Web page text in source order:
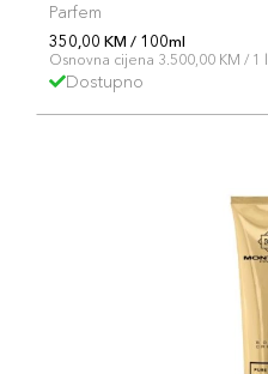
Parfem
350,00 KM / 100ml
Osnovna cijena 3.500,00 KM / 1 l
Dostupno